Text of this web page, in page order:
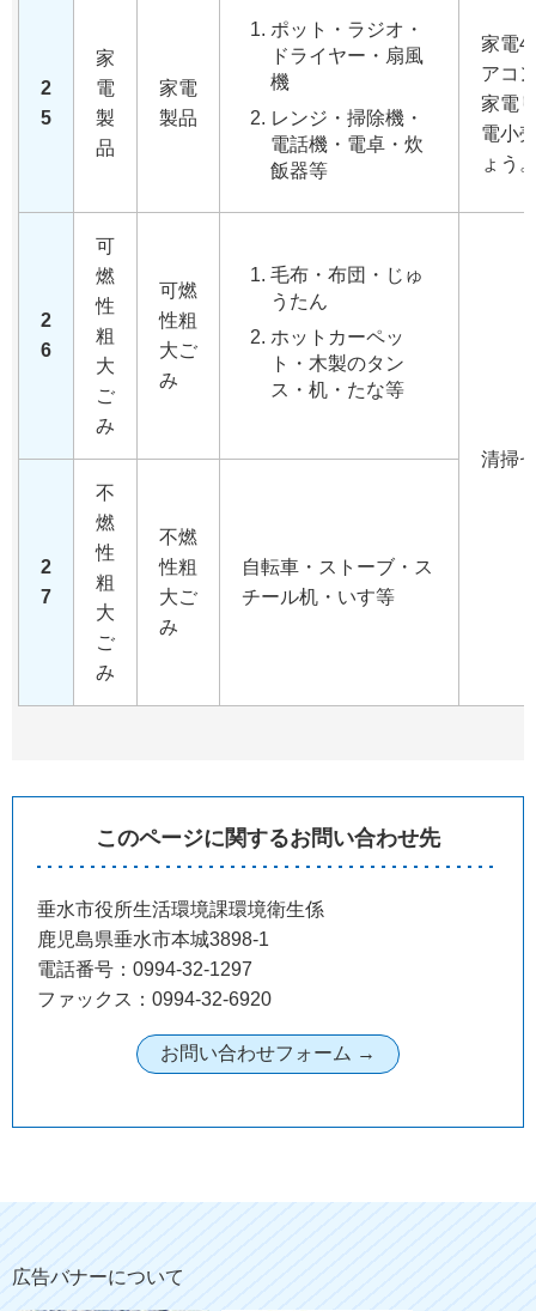
2
5
家
電
製
品
家電
製品
ポット・ラジオ・
ドライヤー・扇風
機
レンジ・掃除機・
電話機・電卓・炊
飯器等
家電4
アコ
家電
電小
ょう
2
6
可
燃
性
粗
大
ご
み
可燃
性粗
大ご
み
毛布・布団・じゅ
うたん
ホットカーペッ
ト・木製のタン
ス・机・たな等
清掃
2
7
不
燃
性
粗
大
ご
み
不燃
性粗
大ご
み
自転車・ストーブ・ス
チール机・いす等
このページに関するお問い合わせ先
垂水市役所生活環境課環境衛生係
鹿児島県垂水市本城3898-1
電話番号：0994-32-1297
ファックス：0994-32-6920
広告バナーについて